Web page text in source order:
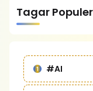
Tagar Populer
#AI